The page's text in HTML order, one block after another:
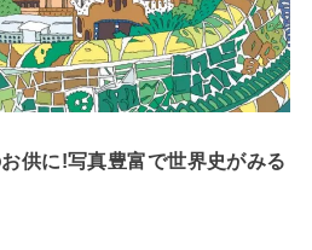
供に!写真豊富で世界史がみる